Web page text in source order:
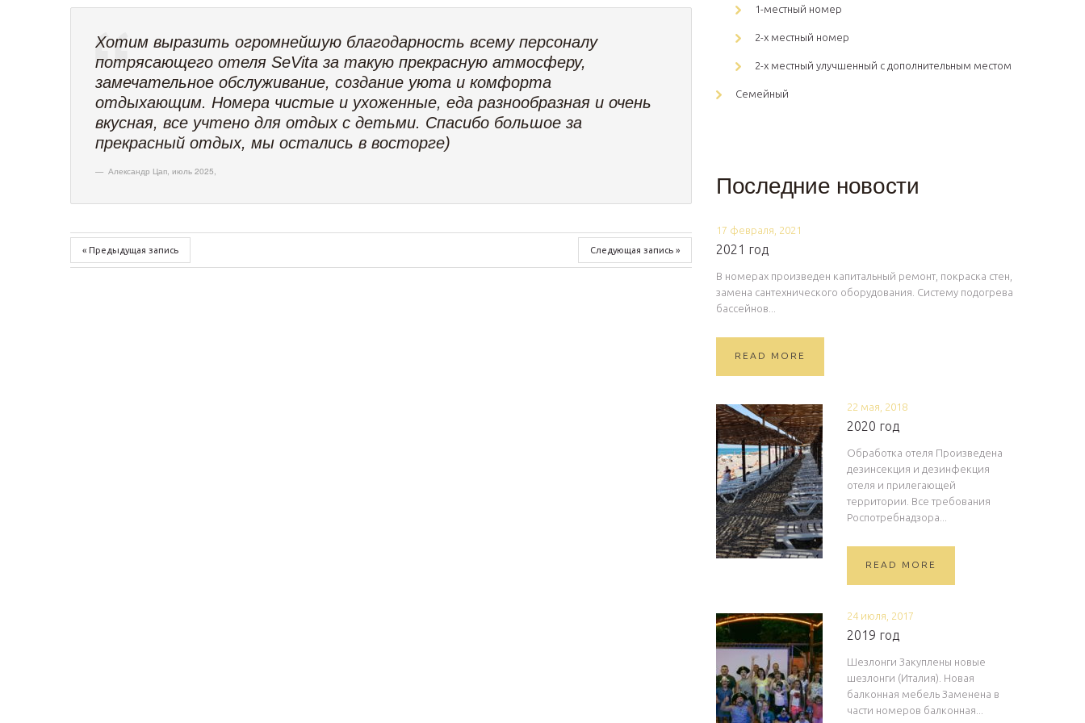
Хотим выразить огромнейшую благодарность всему персоналу
потрясающего отеля SeVita за такую прекрасную атмосферу,
замечательное обслуживание, создание уюта и комфорта
отдыхающим. Номера чистые и ухоженные, еда разнообразная и очень
вкусная, все учтено для отдых с детьми. Спасибо большое за
прекрасный отдых, мы остались в восторге)
Александр Цап, июль 2025,
« Предыдущая запись Следующая запись »
1-местный номер
2-х местный номер
2-х местный улучшенный с дополнительным местом
Семейный
Последние новости
17 февраля, 2021
2021 год
В номерах произведен капитальный ремонт, покраска стен,
замена сантехнического оборудования. Систему подогрева
бассейнов...
READ MORE
22 мая, 2018
2020 год
Обработка отеля Произведена
дезинсекция и дезинфекция
отеля и прилегающей
территории. Все требования
Роспотребнадзора...
READ MORE
24 июля, 2017
2019 год
Шезлонги Закуплены новые
шезлонги (Италия). Новая
балконная мебель Заменена в
части номеров балконная...